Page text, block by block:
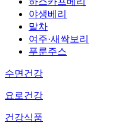
야생베리
말차
여주·새싹보리
푸룬주스
수면건강
요로건강
건강식품